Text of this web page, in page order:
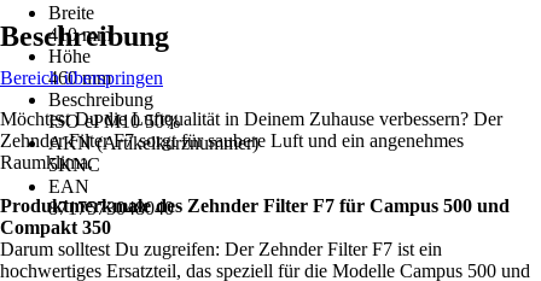
Breite
410 mm
Höhe
460 mm
Beschreibung
ISO ePM10 50%
AKN (Artikelkurznummer)
5KNC
EAN
8717573048040
Beschreibung
Bereich überspringen
Möchtest Du die Luftqualität in Deinem Zuhause verbessern? Der
Zehnder Filter F7 sorgt für saubere Luft und ein angenehmes
Raumklima.
Produktmerkmale des Zehnder Filter F7 für Campus 500 und
Compakt 350
Darum solltest Du zugreifen: Der Zehnder Filter F7 ist ein
hochwertiges Ersatzteil, das speziell für die Modelle Campus 500 und